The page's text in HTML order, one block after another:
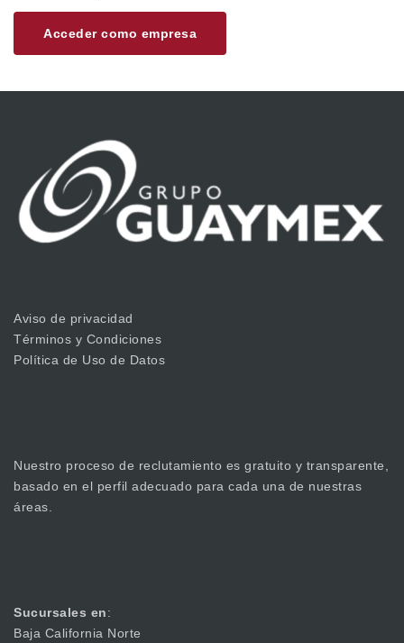
Acceder como empresa
Aviso de privacidad
Términos y Condiciones
Política de Uso de Datos
Nuestro proceso de reclutamiento es gratuito y transparente,
basado en el perfil adecuado para cada una de nuestras
áreas.
Sucursales en:
Baja California Norte